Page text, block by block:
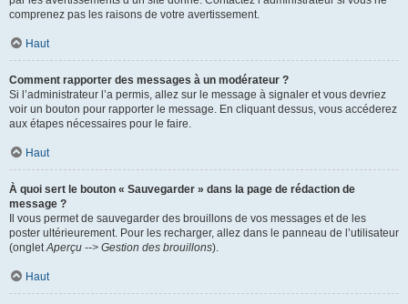
comprenez pas les raisons de votre avertissement.
Haut
Comment rapporter des messages à un modérateur ?
Si l’administrateur l’a permis, allez sur le message à signaler et vous devriez
voir un bouton pour rapporter le message. En cliquant dessus, vous accéderez
aux étapes nécessaires pour le faire.
Haut
À quoi sert le bouton « Sauvegarder » dans la page de rédaction de
message ?
Il vous permet de sauvegarder des brouillons de vos messages et de les
poster ultérieurement. Pour les recharger, allez dans le panneau de l’utilisateur
(ongletAperçu --> Gestion des brouillons).
Haut